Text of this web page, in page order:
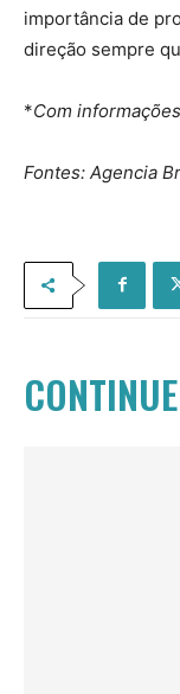
importância de
direção sempre
*Com
Fontes: Agencia